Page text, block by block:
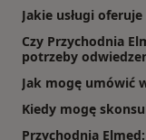
Jakie usługi
Czy Przychodnia
potrzeby
Jak mogę umówić
Kiedy mogę
Przychodnia